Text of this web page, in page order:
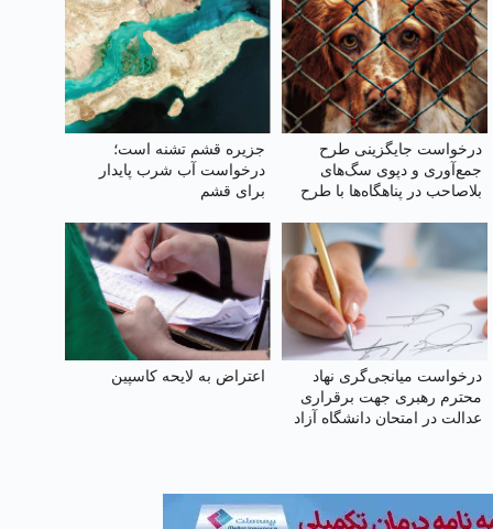
درخواست جایگزینی طرح
جمع‌آوری و دپوی سگ‌های
بلاصاحب در پناهگاه‌ها با طرح
رهاسازی و فرهنگسازی
جزیره قشم تشنه است؛
درخواست آب شرب پایدار
برای قشم
درخواست میانجی‌گری نهاد
محترم رهبری جهت برقراری
عدالت در امتحان دانشگاه آزاد
اعتراض به لایحه کاسپین